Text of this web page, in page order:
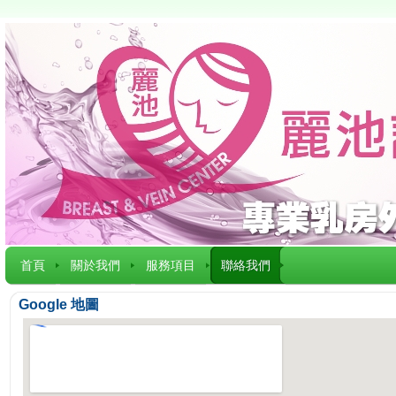
首頁 關於我們 服務項目 聯絡我們
Google 地圖